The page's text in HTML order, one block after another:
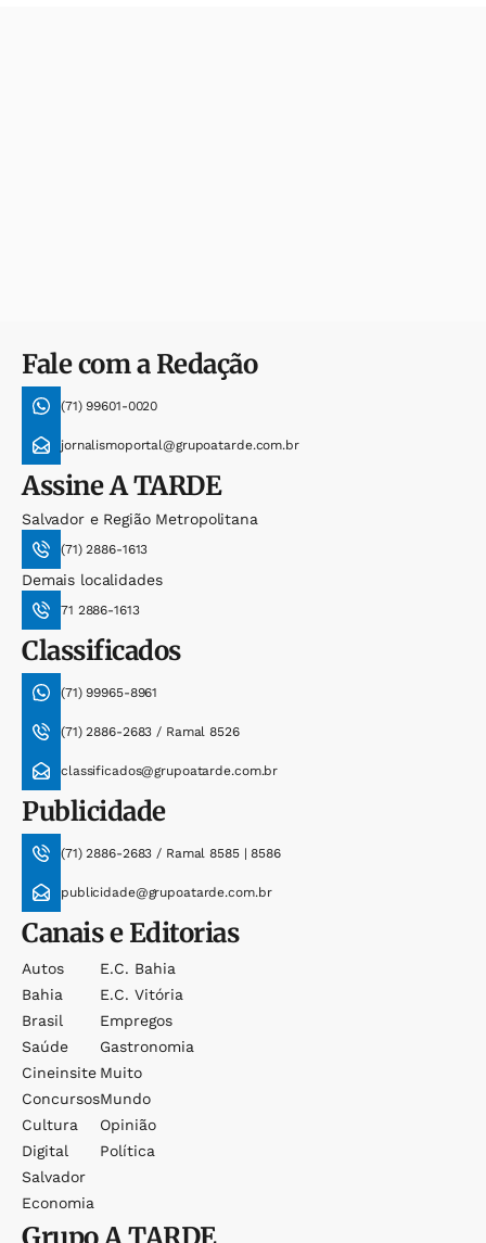
Fale com a Redação
(71) 99601-0020
jornalismoportal@grupoatarde.com.br
AssineA TARDE
Salvador e Região Metropolitana
(71) 2886-1613
Demais localidades
71 2886-1613
Classificados
(71) 99965-8961
(71) 2886-2683 / Ramal 8526
classificados@grupoatarde.com.br
Publicidade
(71) 2886-2683 / Ramal 8585 | 8586
publicidade@grupoatarde.com.br
Canais e Editorias
Autos
Bahia
Brasil
Saúde
Cineinsite
Concursos
Cultura
Digital
Salvador
Economia
E.c. Bahia
E.c. Vitória
Empregos
Gastronomia
Muito
Mundo
Opinião
Política